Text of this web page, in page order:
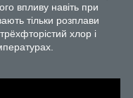
впливу навіть при
тільки розплави
хлор і